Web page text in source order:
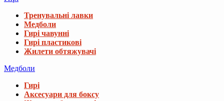
Тренувальні лавки
Медболи
Гирі чавунні
Гирі пластикові
Жилети обтяжувачі
Медболи
Гирі
Аксесуари для боксу